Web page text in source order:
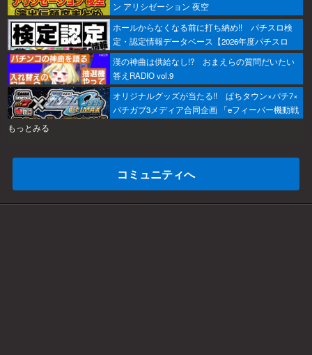
ン アリシゼーション 夜空
ホールからなくなる前に打ち納め!! パチスロ検
定・認定情報データベース【2026年度パチスロ
版】
漢の神曲は供給なし!? おまえらの質問だいたい
答えRADIO vol.9
オリジナルグッズが当たる!! ぱちタウン×パチ7×
パチガブ3メディア合同企画 「eフィーバー機動戦
もっとみる
コミュニティへ